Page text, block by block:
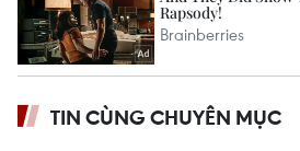
TIN CÙNG CHUYÊN MỤC